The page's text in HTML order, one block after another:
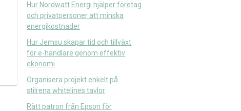
Hur Nordwatt Energi hjälper företag
och privatpersoner att minska
energikostnader
Hur Jemsu skapar tid och tillväxt
för e-handlare genom effektiv
ekonomi
Organisera projekt enkelt på
stilrena whitelines tavlor
Rätt patron från Epson för